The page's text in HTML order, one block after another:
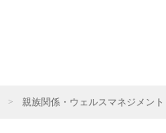
> 親族関係・ウェルスマネジメント